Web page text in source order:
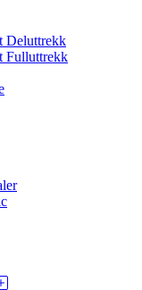
Deluttrekk
Fulluttrekk